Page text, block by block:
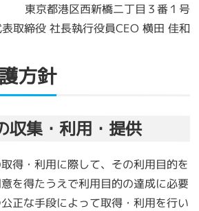
東京都港区西新橋二丁目３番１号
取締役 社長執行役員CEO 横田 佳和
方針
収集・利用・提供
得・利用に際して、その利用目的を
を得たうえで利用目的の達成に必要
正な手段によって取得・利用を行い